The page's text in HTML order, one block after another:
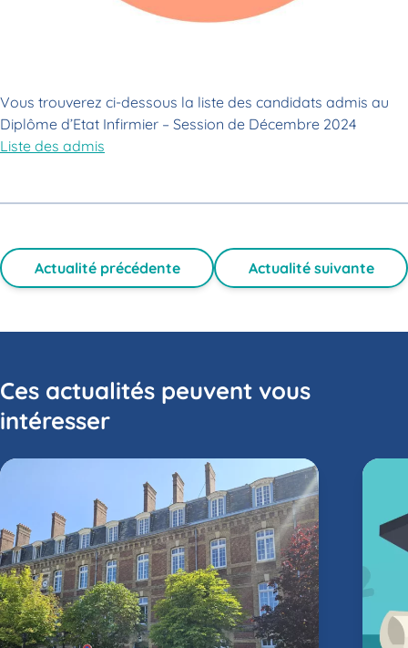
Vous trouverez ci-dessous la liste des candidats admis au
Diplôme d’Etat Infirmier – Session de Décembre 2024
Liste des admis
Actualité précédente Actualité suivante
Ces actualités peuvent vous
intéresser